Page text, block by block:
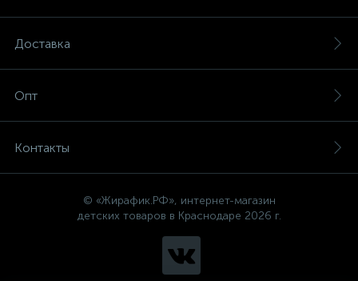
Доставка
Опт
Контакты
© «Жирафик.РФ», интернет-магазин
детских товаров в Краснодаре 2026 г.